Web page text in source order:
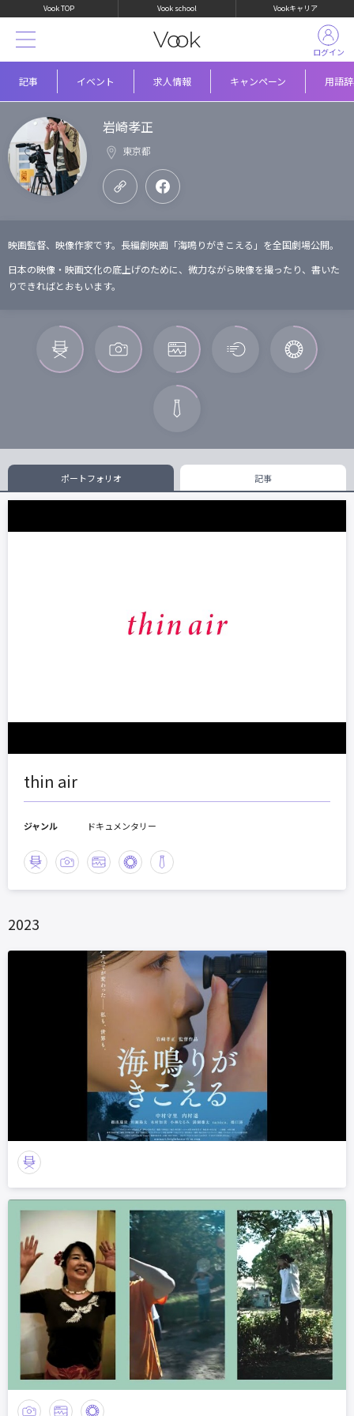
Vook TOP Vook school Vookキャリア
記事 イベント 求人情報 キャンペーン 用語
ログイン
岩崎孝正
東京都
映画監督、映像作家です。長編劇映画「海鳴りがきこえる」を全国劇場公開。
日本の映像・映画文化の底上げのために、微力ながら映像を撮ったり、書いた
りできればとおもいます。
記事
ポートフォリオ
thin air
ジャンル ドキュメンタリー
2023